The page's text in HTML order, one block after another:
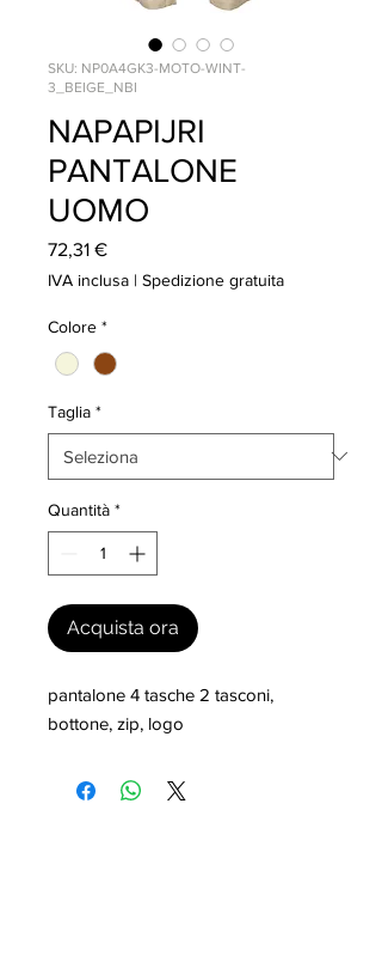
SKU: NP0A4GK3-MOTO-WINT-
3_BEIGE_NBI
NAPAPIJRI
PANTALONE
UOMO
72,31 €Prezzo
IVA inclusa | Spedizione gratuita
Colore *
Taglia *
Quantità *
Acquista ora
pantalone 4 tasche 2 tasconi,
bottone, zip, logo